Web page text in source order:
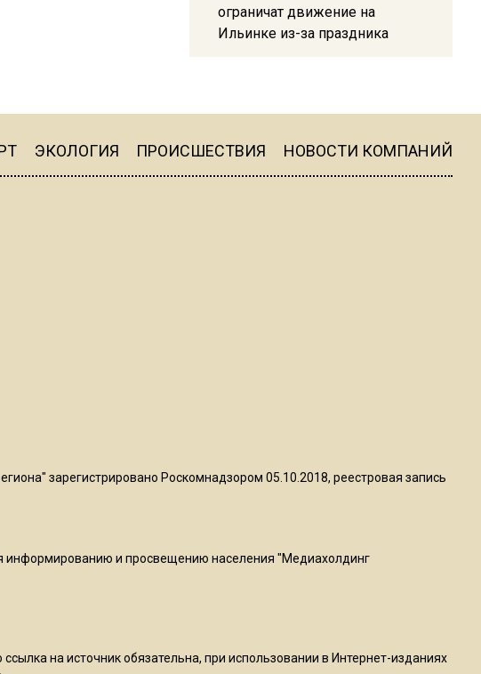
ограничат движение на
Ильинке из-за праздника
Telegram после обвинений
Роман Терюшков назвал
ЭКОЛОГИЯ ПРОИСШЕСТВИЯ НОВОСТИ КОМПАНИЙ
зарегистрировано Роскомнадзором 05.10.2018, реестровая запись
информированию и просвещению населения "Медиахолдинг
на источник обязательна, при использовании в Интернет-изданиях